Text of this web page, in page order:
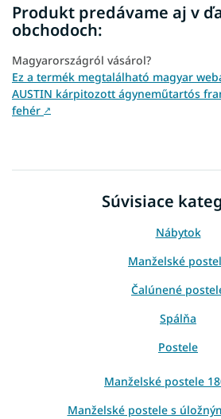
Produkt predávame aj v
obchodoch:
Magyarországról vásárol?
Ez a termék megtalálható magyar
AUSTIN kárpitozott ágyneműtartós
fehér ↗
Súvisiace
Nábytok
Manželské
Čalúnené
Spálňa
Postele
Manželské postele
Manželské postele s